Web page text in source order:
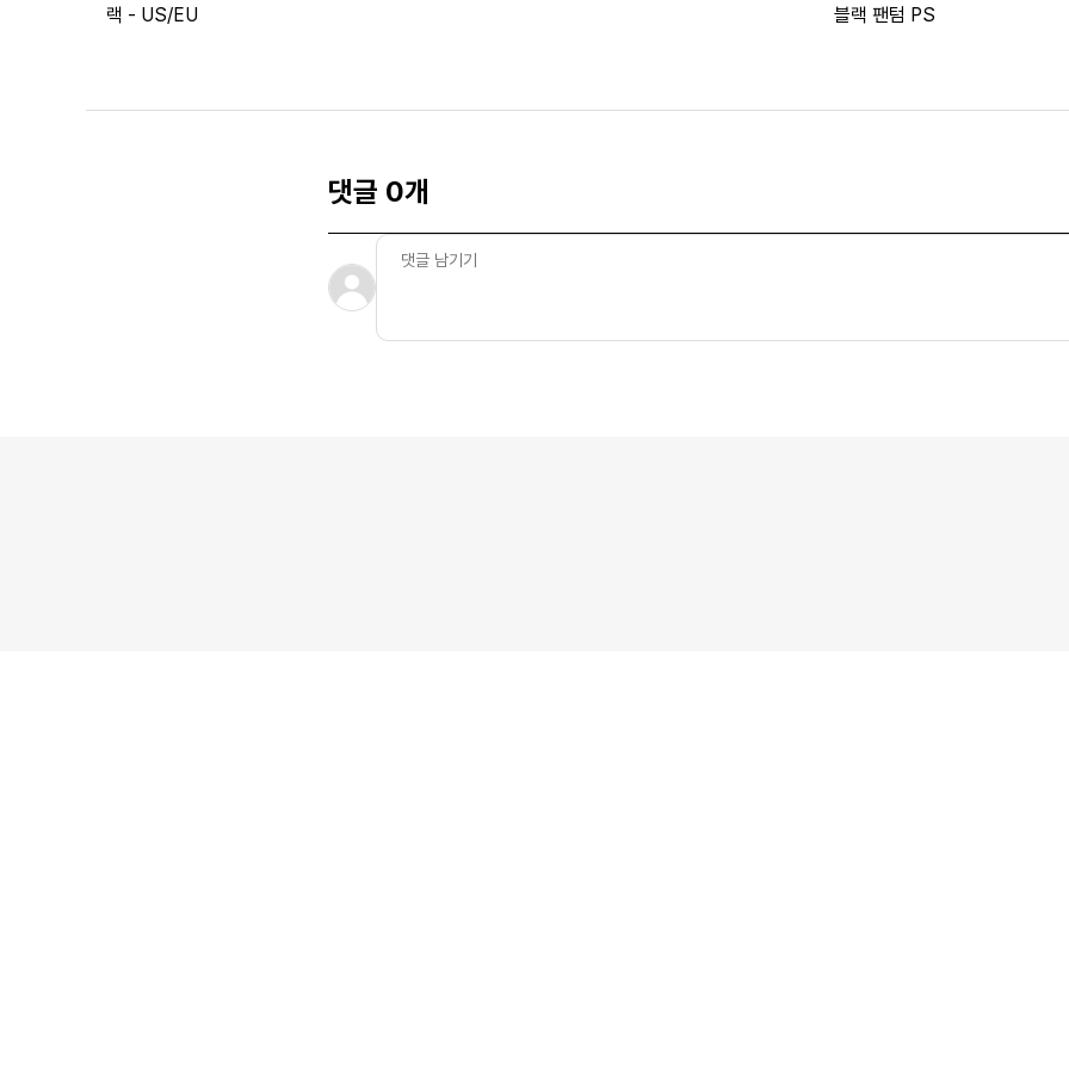
랙 - US/EU
블랙 팬텀 PS
댓글 0개